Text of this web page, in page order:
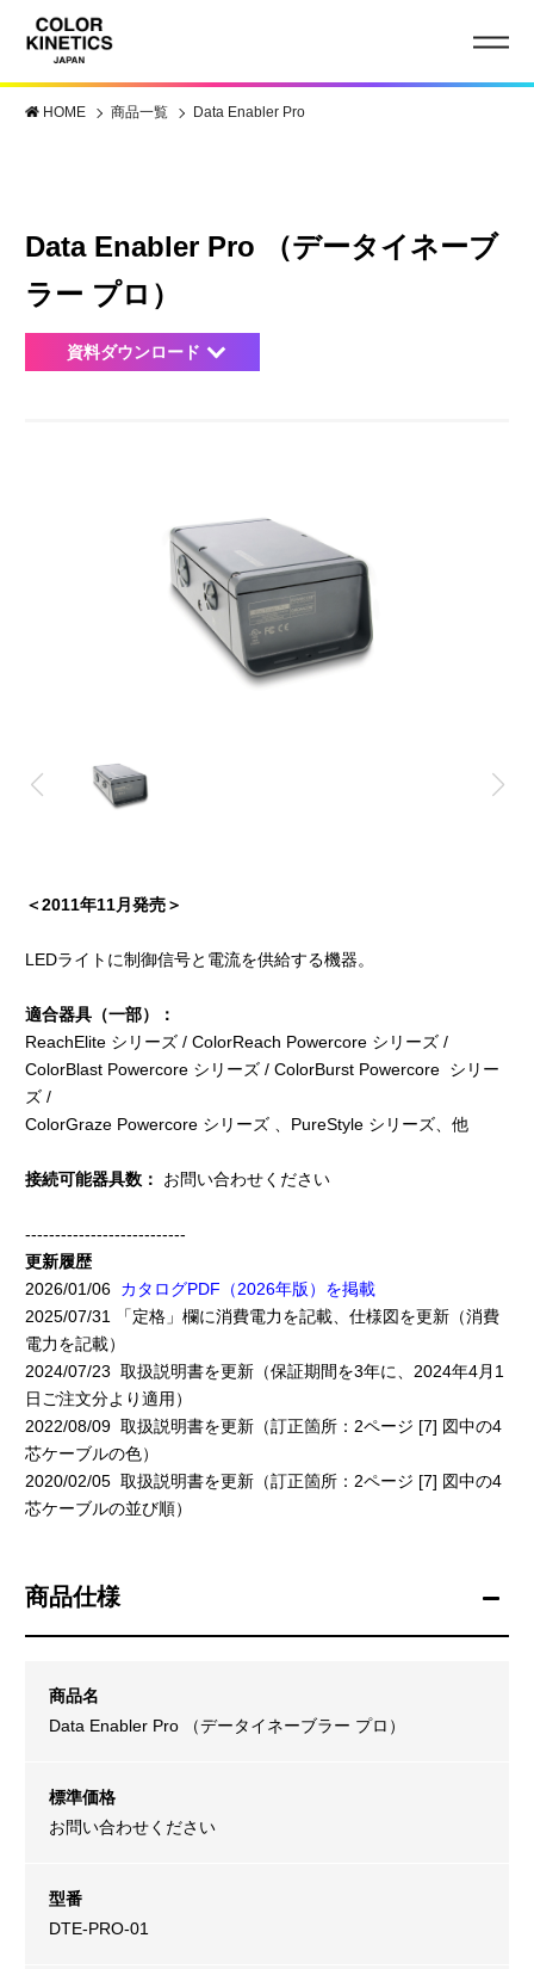
HOME 商品一覧 Data Enabler Pro
Data Enabler Pro （データイネーブ
ラー プロ）
資料ダウンロード
＜2011年11月発売＞
LEDライトに制御信号と電流を供給する機器。
適合器具（一部）：
ReachElite シリーズ / ColorReach Powercore シリーズ /
ColorBlast Powercore シリーズ / ColorBurst Powercore シリー
ズ /
ColorGraze Powercore シリーズ 、PureStyle シリーズ、他
接続可能器具数： お問い合わせください
---------------------------
更新履歴
2026/01/06 カタログPDF（2026年版）を掲載
2025/07/31 「定格」欄に消費電力を記載、仕様図を更新（消費
電力を記載）
2024/07/23 取扱説明書を更新（保証期間を3年に、2024年4月1
日ご注文分より適用）
2022/08/09 取扱説明書を更新（訂正箇所：2ページ [7] 図中の4
芯ケーブルの色）
2020/02/05 取扱説明書を更新（訂正箇所：2ページ [7] 図中の4
芯ケーブルの並び順）
商品仕様
商品名
Data Enabler Pro （データイネーブラー プロ）
標準価格
お問い合わせください
型番
DTE-PRO-01